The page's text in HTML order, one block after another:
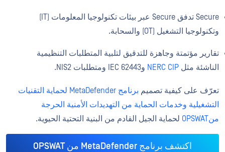
وتكنولوجيا التشغيل (OT) والسحابة.
تقارير مؤتمتة وجاهزة للتدقيق لتلبية المتطلبات التنظيمية
الناشئة مثل NERC CIPوIEC 62443 ومتطلبات NIS2.
تعرّف على كيفية تصميم
برنامج MetaDefender لحماية التقنيات
التشغيلية وخدمات الحماية من التهديدات الأمنية الحرجة
منOPSWAT
لحماية الجيل القادم من البنية التحتية الحيوية.
اكتشف برنامج MetaDefender من OPSWAT